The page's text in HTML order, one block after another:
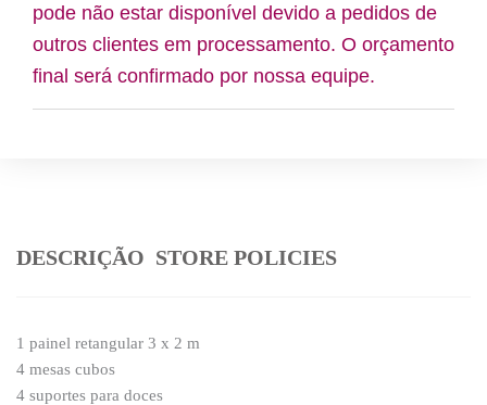
pode não estar disponível devido a pedidos de
outros clientes em processamento. O orçamento
final será confirmado por nossa equipe.
DESCRIÇÃO STORE POLICIES
1 painel retangular 3 x 2 m
4 mesas cubos
4 suportes para doces